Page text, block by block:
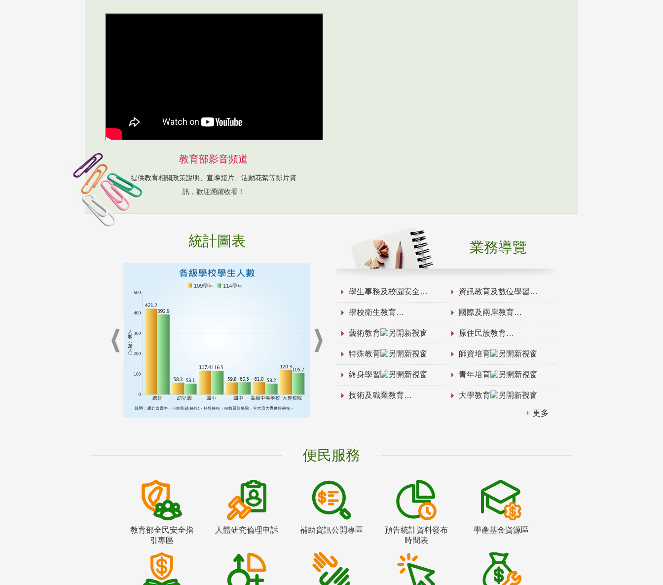
教育部影音頻道
提供教育相關政策說明、宣導短片、活動花絮等影片資
訊，歡迎踴躍收看！
統計圖表 業務導覽
學生事務及校園安全 資訊教育及數位學習
學校衛生教育 國際及兩岸教育
藝術教育 原住民族教育
特殊教育 師資培育
終身學習 青年培育
技術及職業教育 大學教育
更多
便民服務
教育部全民安全指
引專區
人體研究倫理申訴 補助資訊公開專區
預告統計資料發布
時間表
學產基金資源區